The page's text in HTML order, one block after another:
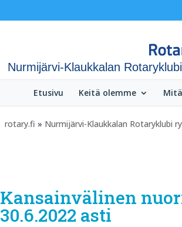
Nurmijärvi-Klaukkalan
Etusivu Keitä olemme
rotary.fi » Nurmijärvi-Klaukkalan Rotaryklubi ry
Kansainvälinen
30.6.2022 asti